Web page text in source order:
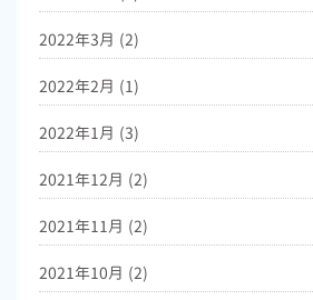
2022年3月 (2)
2022年2月 (1)
2022年1月 (3)
2021年12月 (2)
2021年11月 (2)
2021年10月 (2)